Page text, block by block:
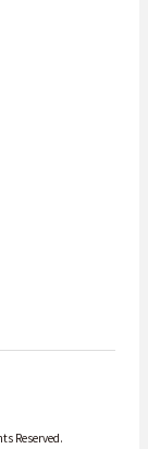
Reserved.